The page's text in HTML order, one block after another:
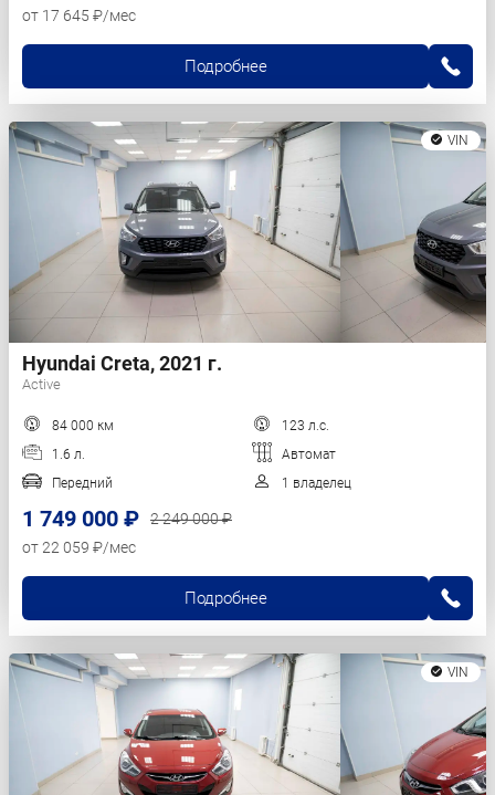
от 17 645 ₽/мес
Подробнее
VIN
Hyundai Creta, 2021 г.
Active
84 000 км
123 л.с.
1.6 л.
Автомат
Передний
1 владелец
1 749 000 ₽
2 249 000 ₽
от 22 059 ₽/мес
Подробнее
VIN